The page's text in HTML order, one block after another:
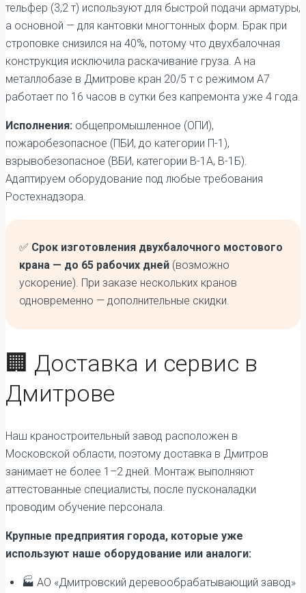
тельфер (3,2 т) используют для быстрой подачи арматуры,
а основной — для кантовки многтонных форм. Брак при
строповке снизился на 40%, потому что двухбалочная
конструкция исключила раскачивание груза. А на
металлобазе в Дмитрове кран 20/5 т с режимом А7
работает по 16 часов в сутки без капремонта уже 4 года.
Исполнения: общепромышленное (ОПИ),
пожаробезопасное (ПБИ, до категории П-1),
взрывобезопасное (ВБИ, категории В-1А, В-1Б).
Адаптируем оборудование под любые требования
Ростехнадзора.
✅ Срок изготовления двухбалочного мостового
крана — до 65 рабочих дней (возможно
ускорение). При заказе нескольких кранов
одновременно — дополнительные скидки.
🏢 Доставка и сервис в
Дмитрове
Наш краностроительный завод расположен в
Московской области, поэтому доставка в Дмитров
занимает не более 1–2 дней. Монтаж выполняют
аттестованные специалисты, после пусконаладки
проводим обучение персонала.
Крупные предприятия города, которые уже
используют наше оборудование или аналоги:
🏭 АО «Дмитровский деревообрабатывающий завод»